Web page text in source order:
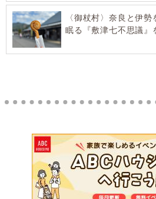
〈御杖村〉奈良と伊
眠る『敷津七不思議』